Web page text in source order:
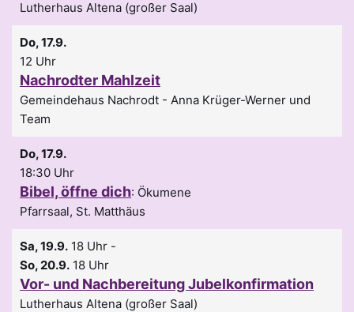
Lutherhaus Altena (großer Saal)
Do, 17.9.
12 Uhr
Nachrodter Mahlzeit
Gemeindehaus Nachrodt
Anna Krüger-Werner und
Team
Do, 17.9.
18:30 Uhr
Bibel, öffne dich: Ökumene
Pfarrsaal, St. Matthäus
Sa, 19.9. 18 Uhr -
So, 20.9. 18 Uhr
Vor- und Nachbereitung Jubelkonfirmation
Lutherhaus Altena (großer Saal)